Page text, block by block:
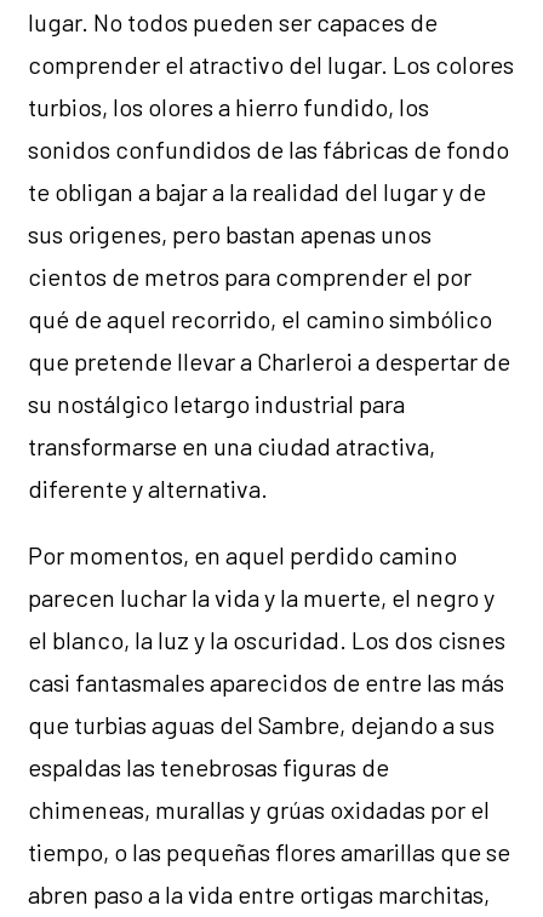
lugar. No todos pueden ser capaces de
comprender el atractivo del lugar. Los colores
turbios, los olores a hierro fundido, los
sonidos confundidos de las fábricas de fondo
te obligan a bajar a la realidad del lugar y de
sus origenes, pero bastan apenas unos
cientos de metros para comprender el por
qué de aquel recorrido, el camino simbólico
que pretende llevar a Charleroi a despertar de
su nostálgico letargo industrial para
transformarse en una ciudad atractiva,
diferente y alternativa.
Por momentos, en aquel perdido camino
parecen luchar la vida y la muerte, el negro y
el blanco, la luz y la oscuridad. Los dos cisnes
casi fantasmales aparecidos de entre las más
que turbias aguas del Sambre, dejando a sus
espaldas las tenebrosas figuras de
chimeneas, murallas y grúas oxidadas por el
tiempo, o las pequeñas flores amarillas que se
abren paso a la vida entre ortigas marchitas,